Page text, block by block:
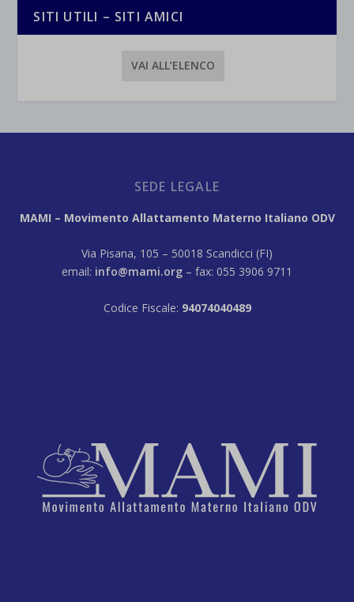
SITI UTILI – SITI AMICI
VAI ALL’ELENCO
SEDE LEGALE
MAMI – Movimento Allattamento Materno Italiano ODV
Via Pisana, 105 – 50018 Scandicci (FI)
email: info@mami.org – fax: 055 3906 9711
Codice Fiscale: 94074040489